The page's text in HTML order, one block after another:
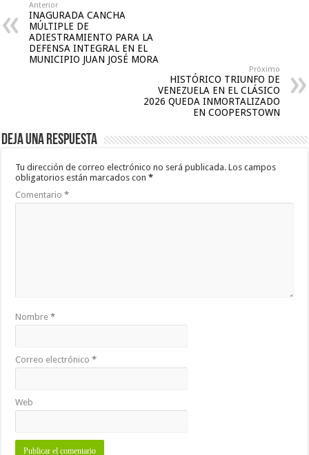
Anterior
INAGURADA CANCHA
MÚLTIPLE DE
ADIESTRAMIENTO PARA LA
DEFENSA INTEGRAL EN EL
MUNICIPIO JUAN JOSÉ MORA
Próximo
HISTÓRICO TRIUNFO DE
VENEZUELA EN EL CLÁSICO
2026 QUEDA INMORTALIZADO
EN COOPERSTOWN
Deja una respuesta
Tu dirección de correo electrónico no será publicada. Los campos
obligatorios están marcados con*
Comentario*
Nombre*
Correo electrónico*
Web